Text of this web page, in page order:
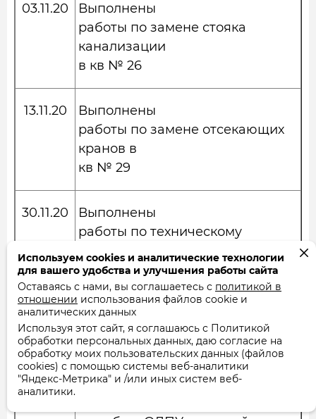
03.11.20
Выполнены
работы по замене стояка
канализации
в кв № 26
13.11.20
Выполнены
работы по замене отсекающих
кранов в
кв № 29
30.11.20
Выполнены
работы по техническому
обслуживанию
систем водоснабжения
отопления и
канализации МКД. Произведена
проверка
запорной арматуры: ЗРА
находится в
рабочем состоянии. Проверена
Используем cookies и аналитические технологии
для вашего удобства и улучшения работы сайта
Оставаясь с нами, вы соглашаетесь с политикой в
отношении использования файлов cookie и
аналитических данных
Используя этот сайт, я соглашаюсь с Политикой
обработки персональных данных, даю согласие на
обработку моих пользовательских данных (файлов
cookies) с помощью системы веб-аналитики
"Яндекс-Метрика" и /или иных систем веб-
аналитики.